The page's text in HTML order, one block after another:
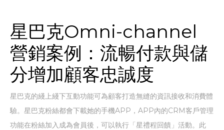
星巴克Omni-channel
營銷案例：流暢付款與儲
分增加顧客忠誠度
星巴克的綫上綫下互動功能可為顧客打造無縫的資訊接收和消費體
驗。星巴克粉絲都會下載她的手機APP，APP內的CRM客戶管理
功能在粉絲加入成為會員後，可以執行「星禮程回饋」活動。此